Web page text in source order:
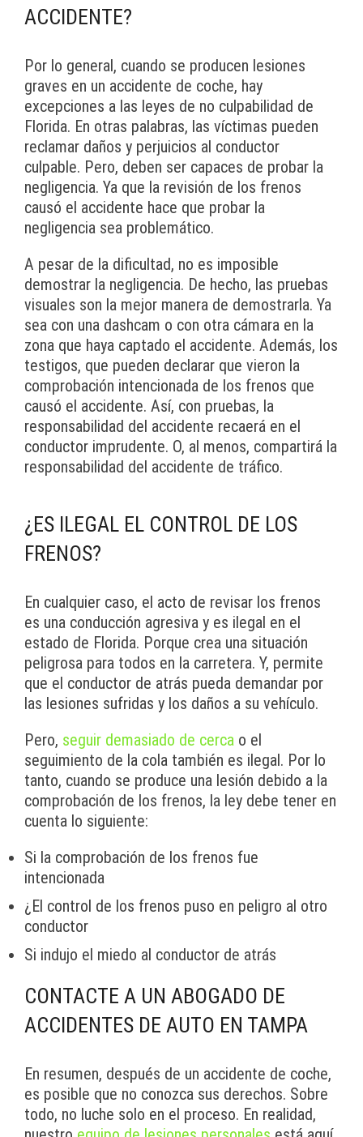
ACCIDENTE?
Por lo general, cuando se producen lesiones
graves en un accidente de coche, hay
excepciones a las leyes de no culpabilidad de
Florida. En otras palabras, las víctimas pueden
reclamar daños y perjuicios al conductor
culpable. Pero, deben ser capaces de probar la
negligencia. Ya que la revisión de los frenos
causó el accidente hace que probar la
negligencia sea problemático.
A pesar de la dificultad, no es imposible
demostrar la negligencia. De hecho, las pruebas
visuales son la mejor manera de demostrarla. Ya
sea con una dashcam o con otra cámara en la
zona que haya captado el accidente. Además, los
testigos, que pueden declarar que vieron la
comprobación intencionada de los frenos que
causó el accidente. Así, con pruebas, la
responsabilidad del accidente recaerá en el
conductor imprudente. O, al menos, compartirá la
responsabilidad del accidente de tráfico.
¿ES ILEGAL EL CONTROL DE LOS
FRENOS?
En cualquier caso, el acto de revisar los frenos
es una conducción agresiva y es ilegal en el
estado de Florida. Porque crea una situación
peligrosa para todos en la carretera. Y, permite
que el conductor de atrás pueda demandar por
las lesiones sufridas y los daños a su vehículo.
Pero, seguir demasiado de cerca o el
seguimiento de la cola también es ilegal. Por lo
tanto, cuando se produce una lesión debido a la
comprobación de los frenos, la ley debe tener en
cuenta lo siguiente:
Si la comprobación de los frenos fue
intencionada
¿El control de los frenos puso en peligro al otro
conductor
Si indujo el miedo al conductor de atrás
CONTACTE A UN ABOGADO DE
ACCIDENTES DE AUTO EN TAMPA
En resumen, después de un accidente de coche,
es posible que no conozca sus derechos. Sobre
todo, no luche solo en el proceso. En realidad,